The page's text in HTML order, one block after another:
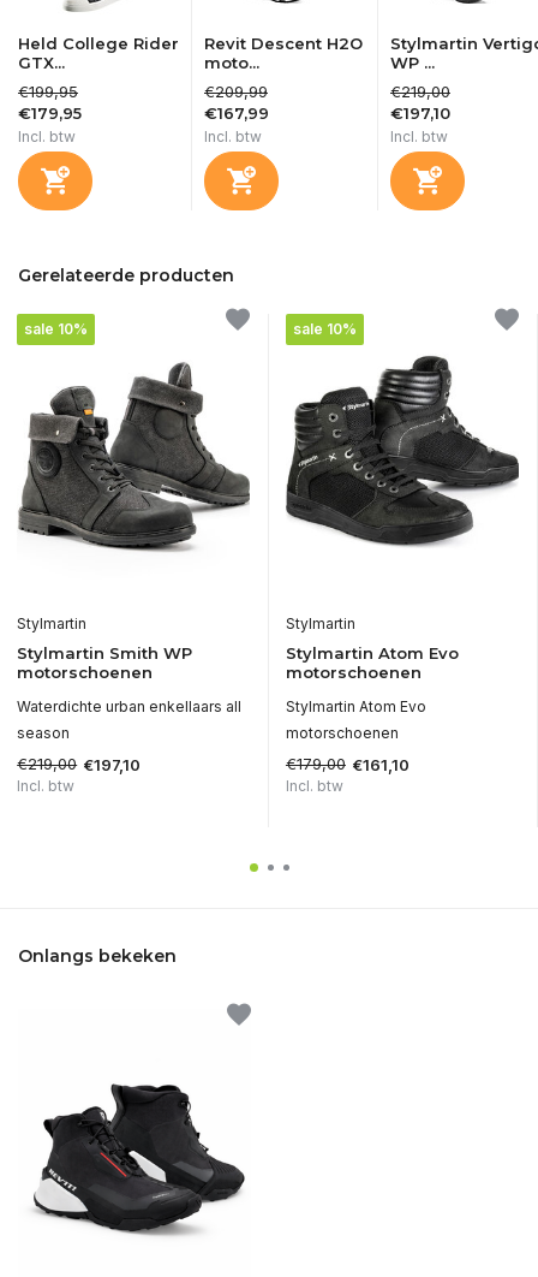
Held College Rider
GTX...
€199,95
€179,95
Incl. btw
Revit Descent H2O
moto...
€209,99
€167,99
Incl. btw
Stylmartin
WP ...
€219,00
€197,10
Incl. btw
Gerelateerde producten
sale 10%
Stylmartin
Stylmartin Smith WP
motorschoenen
Waterdichte urban enkellaars all
season
€219,00 €197,10
Incl. btw
sale 10%
Stylmartin
Stylmartin Atom Evo
motorschoenen
Stylmartin Atom Evo
motorschoenen
€179,00 €161,10
Incl. btw
Onlangs bekeken